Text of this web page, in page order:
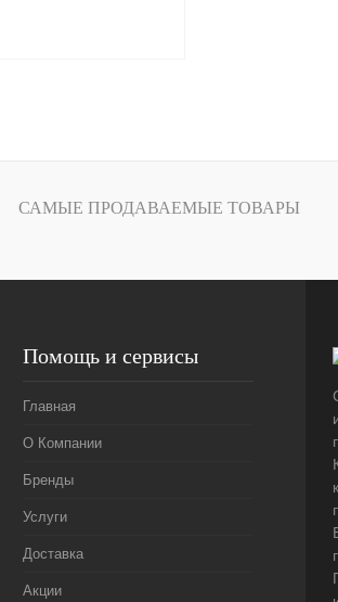
Сравнение
САМЫЕ ПРОДАВАЕМЫЕ ТОВАРЫ
Помощь и сервисы
Главная
О Компании
Бренды
Услуги
Доставка
Акции